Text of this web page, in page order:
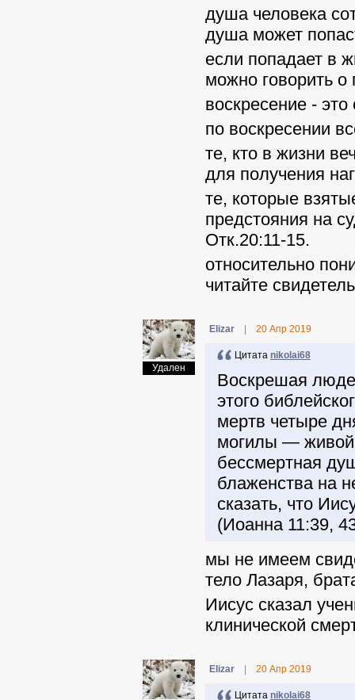
душа человека
душа может
если попадает в
можно говорить
воскресение -
по воскресении
те, кто в жизни
для получения
те, которые
предстояния на
Отк.20:11-15.
относительно
читайте
Удален
Elizar 20 Апр 2019
Цитата nikolai68
Воскрешая
этого
мертв четыре
могилы — живой
бессмертная
блаженства на
сказать, что
(Иоанна 11:39,
мы не имеем
тело Лазаря,
Иисус сказал
клинической
Elizar 20 Апр 2019
Цитата nikolai68